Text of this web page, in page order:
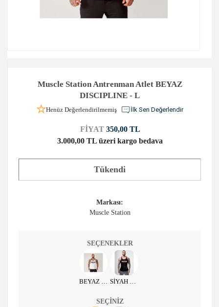
Muscle Station Antrenman Atlet BEYAZ
DISCIPLINE - L
Henüz Değerlendirilmemiş İlk Sen Değerlendir
FİYAT 350,00 TL
3.000,00 TL üzeri kargo bedava
Tükendi
Markası:
Muscle Station
SEÇENEKLER
SEÇINIZ